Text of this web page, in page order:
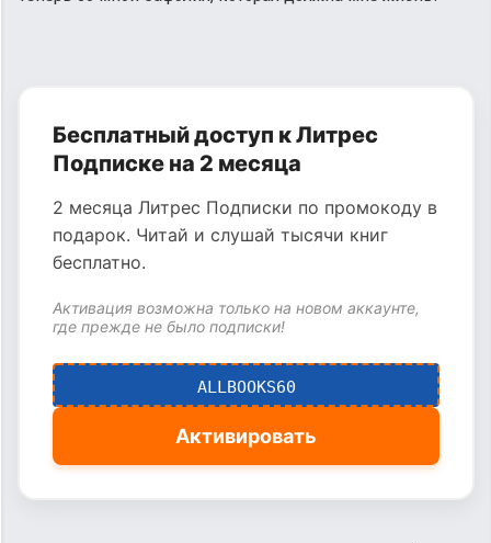
Бесплатный доступ к Литрес
Подписке на 2 месяца
2 месяца Литрес Подписки по промокоду в
подарок. Читай и слушай тысячи книг
бесплатно.
Активация возможна только на новом аккаунте,
где прежде не было подписки!
ALLBOOKS60
Активировать